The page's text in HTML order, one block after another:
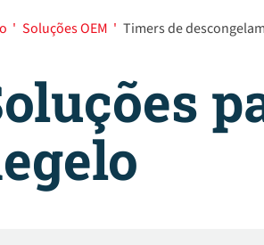
' Soluções OEM ' Timers de